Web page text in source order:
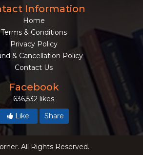
Information
Home
Terms & Conditions
Privacy Policy
& Cancellation Policy
Contact Us
Facebook
636,532 likes
Like
Share
All Rights Reserved.